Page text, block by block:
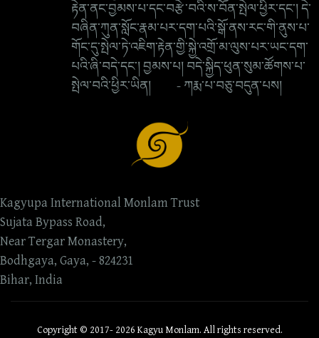
རྟེན་ནང་བྱམས་པ་དང་བརྩེ་བའི་ས་བོན་སྤེལ་ཕྱིར་དང་། དེ་
བཞིན་ཀུན་སློང་རྣམ་པར་དག་པའི་སྒོ་ནས་རང་གི་ནུས་པ་
གོང་དུ་སྤེལ་ཏེ་འཇིག་རྟེན་གྱི་སྐྱེ་འགྲོ་མ་ལུས་པར་ཡང་དག་
པའི་ཞི་བདེ་དང་། བྱམས་པ། བདེ་སྐྱིད་ཕུན་སུམ་ཚོགས་པ་
སྤེལ་བའི་ཕྱིར་ཡིན། - ཀརྨ་པ་བཅུ་བདུན་པས།
Kagyupa International Monlam Trust
Sujata Bypass Road,
Near Tergar Monastery,
Bodhgaya, Gaya, - 824231
Bihar, India
Copyright © 2017- 2026 Kagyu Monlam. All rights reserved.